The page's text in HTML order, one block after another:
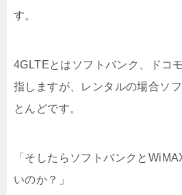
す。
4GLTEとはソフトバンク、ドコ
指しますが、レンタルの場合ソ
とんどです。
「そしたらソフトバンクと
いのか？」